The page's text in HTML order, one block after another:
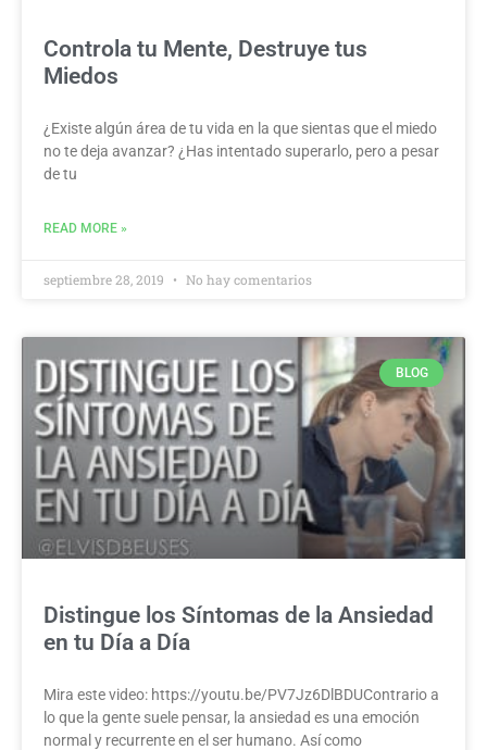
Controla tu Mente, Destruye tus
Miedos
¿Existe algún área de tu vida en la que sientas que el miedo
no te deja avanzar? ¿Has intentado superarlo, pero a pesar
de tu
READ MORE »
septiembre 28, 2019 No hay comentarios
BLOG
Distingue los Síntomas de la Ansiedad
en tu Día a Día
Mira este video: https://youtu.be/PV7Jz6DlBDUContrario a
lo que la gente suele pensar, la ansiedad es una emoción
normal y recurrente en el ser humano. Así como